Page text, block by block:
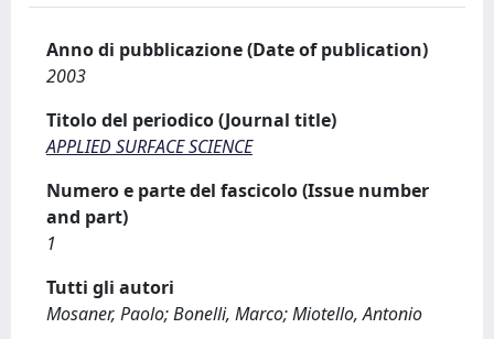
Anno di pubblicazione (Date of publication)
2003
Titolo del periodico (Journal title)
APPLIED SURFACE SCIENCE
Numero e parte del fascicolo (Issue number
and part)
1
Tutti gli autori
Mosaner, Paolo; Bonelli, Marco; Miotello, Antonio